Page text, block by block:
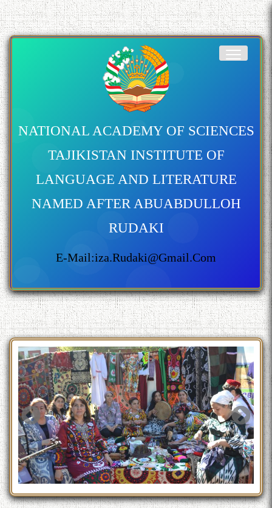
NATIONAL ACADEMY OF SCIENCES
TAJIKISTAN INSTITUTE OF
LANGUAGE AND LITERATURE
NAMED AFTER ABUABDULLOH
RUDAKI
E-Mail:iza.rudaki@gmail.com